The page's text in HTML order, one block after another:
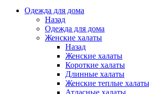
Одежда для дома
Назад
Одежда для дома
Женские халаты
Назад
Женские халаты
Короткие халаты
Длинные халаты
Женские теплые халаты
Атласные халаты